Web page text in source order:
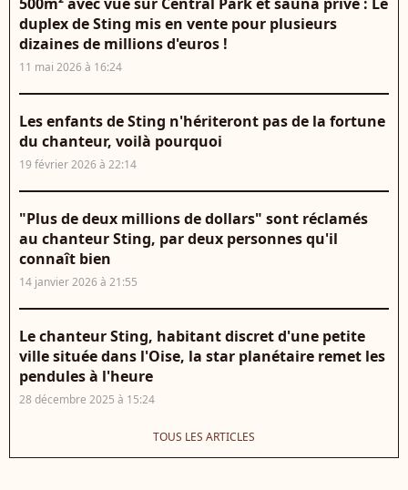
duplex de Sting mis en vente pour plusieurs
dizaines de millions d'euros !
11 mai 2026 à 16:24
Les enfants de Sting n'hériteront pas de la fortune
du chanteur, voilà pourquoi
19 février 2026 à 22:14
"Plus de deux millions de dollars" sont réclamés
au chanteur Sting, par deux personnes qu'il
connaît bien
14 janvier 2026 à 21:55
Le chanteur Sting, habitant discret d'une petite
ville située dans l'Oise, la star planétaire remet les
pendules à l'heure
28 décembre 2025 à 15:24
TOUS LES ARTICLES